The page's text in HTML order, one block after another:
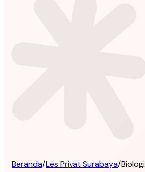
Beranda/Les Privat Surabaya/Biologi